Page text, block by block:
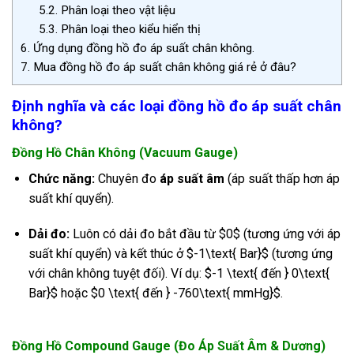
5.2. Phân loại theo vật liệu
5.3. Phân loại theo kiểu hiển thị
6. Ứng dụng đồng hồ đo áp suất chân không.
7. Mua đồng hồ đo áp suất chân không giá rẻ ở đâu?
Định nghĩa và các loại đồng hồ đo áp suất chân
không?
Đồng Hồ Chân Không (Vacuum Gauge)
Chức năng:Chuyên đo áp suất âm (áp suất thấp hơn áp
suất khí quyển).
Dải đo:Luôn có dải đo bắt đầu từ $0$ (tương ứng với áp
suất khí quyển) và kết thúc ở$-1\text{ Bar}$ (tương ứng
với chân không tuyệt đối). Ví dụ: $-1 \text{ đến } 0\text{
Bar}$ hoặc $0 \text{ đến } -760\text{ mmHg}$.
Đồng Hồ Compound Gauge (Đo Áp Suất Âm & Dương)